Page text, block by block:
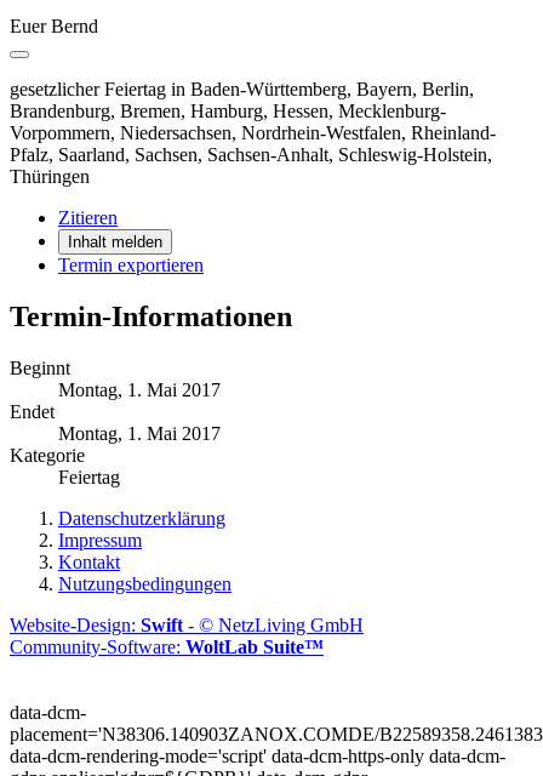
Euer Bernd
gesetzlicher Feiertag in Baden-Württemberg, Bayern, Berlin,
Brandenburg, Bremen, Hamburg, Hessen, Mecklenburg-
Vorpommern, Niedersachsen, Nordrhein-Westfalen, Rheinland-
Pfalz, Saarland, Sachsen, Sachsen-Anhalt, Schleswig-Holstein,
Thüringen
Zitieren
Inhalt melden
Termin exportieren
Termin-Informationen
Beginnt
Montag, 1. Mai 2017
Endet
Montag, 1. Mai 2017
Kategorie
Feiertag
Datenschutzerklärung
Impressum
Kontakt
Nutzungsbedingungen
Website-Design: Swift - © NetzLiving GmbH
Community-Software: WoltLab Suite™
data-dcm-
placement='N38306.140903ZANOX.COMDE/
data-dcm-rendering-mode='script' data-dcm-https-only data-dcm-